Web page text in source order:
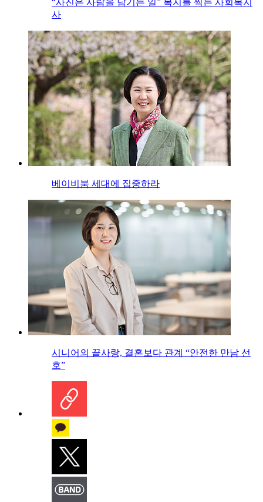
“사진은 사람을 남기는 일” 복지를 찍는 사회복지
사
베이비붐 세대에 집중하라
시니어의 끝사랑, 결혼보다 관계 “안전한 만남 선
호”